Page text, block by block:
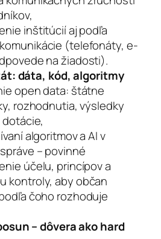
inštitúcií aj podľa
(telefonáty, e-
na žiadosti).
dáta, kód, algoritmy
open data: štátne
rozhodnutia, výsledky
algoritmov a AI v
– povinné
účelu, princípov a
kontroly, aby občan
čoho rozhoduje
– dôvera ako hard